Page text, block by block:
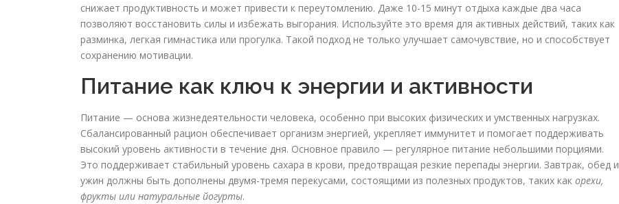
снижает продуктивность и может привести к переутомлению. Даже 10-15 минут отдыха каждые два часа
позволяют восстановить силы и избежать выгорания. Используйте это время для активных действий, таких как
разминка, легкая гимнастика или прогулка. Такой подход не только улучшает самочувствие, но и способствует
сохранению мотивации.
Питание как ключ к энергии и активности
Питание — основа жизнедеятельности человека, особенно при высоких физических и умственных нагрузках.
Сбалансированный рацион обеспечивает организм энергией, укрепляет иммунитет и помогает поддерживать
высокий уровень активности в течение дня. Основное правило — регулярное питание небольшими порциями.
Это поддерживает стабильный уровень сахара в крови, предотвращая резкие перепады энергии. Завтрак, обед и
ужин должны быть дополнены двумя-тремя перекусами, состоящими из полезных продуктов, таких как орехи,
фрукты или натуральные йогурты.